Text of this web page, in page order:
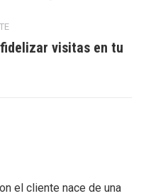
visitas en tu
el cliente nace de una